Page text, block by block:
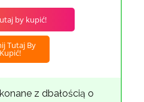
by kupić!
Tutaj By
Kupić!
z dbałością o